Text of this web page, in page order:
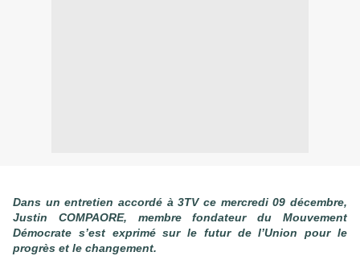
Dans un entretien accordé à 3TV ce mercredi 09 décembre,
Justin COMPAORE, membre fondateur du Mouvement
Démocrate s’est exprimé sur le futur de l’Union pour le
progrès et le changement.